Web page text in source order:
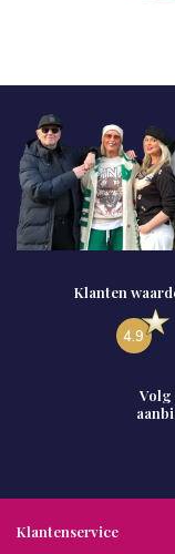
Klanten
4.9
Volg
Klantenservice